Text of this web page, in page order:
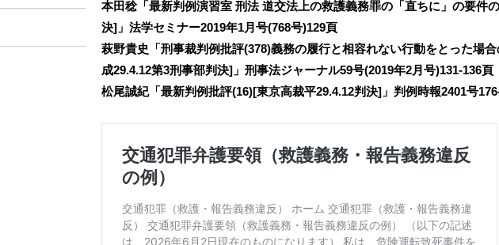
本田稔「最新判例演習室 刑法 道交法上の救護義務罪の「直ちに」の要件
決]」法学セミナー2019年1月号(768号)129頁
萩野貴史「刑事裁判例批評(378)義務の履行と相容れない行動をとった場
成29.4.12第3刑事部判決]」刑事法ジャーナル59号(2019年2月号)131-136頁
松尾誠紀「最新判例批評(16)[東京高裁平29.4.12判決]」判例時報2401号